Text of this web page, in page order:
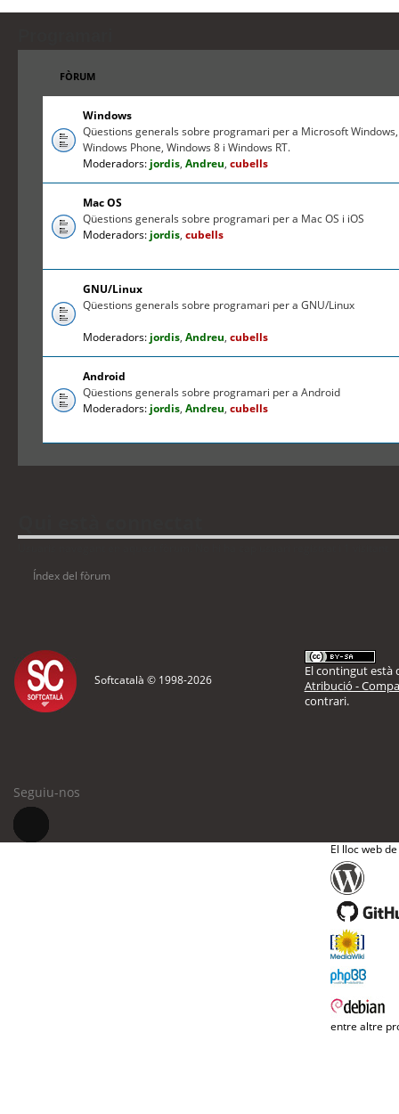
FÒRUM
Windows
Qüestions generals sobre programari per a Microsoft Windows,
Windows Phone, Windows 8 i Windows RT.
Moderadors: jordis,Andreu,cubells
Mac OS
Qüestions generals sobre programari per a Mac OS i iOS
Moderadors: jordis,cubells
GNU/Linux
Qüestions generals sobre programari per a GNU/Linux
Moderadors: jordis,Andreu,cubells
Android
Qüestions generals sobre programari per a Android
Moderadors: jordis,Andreu,cubells
Índex del fòrum
Softcatalà © 1998-2026
El contingut està
Atribució -
contrari.
Seguiu-nos
El lloc web
entre altre